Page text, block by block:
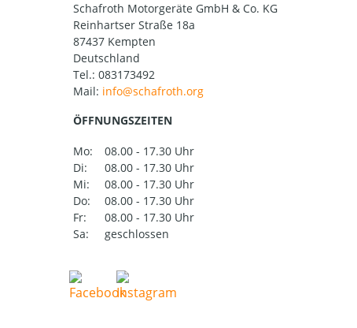
Schafroth Motorgeräte GmbH & Co. KG
Reinhartser Straße 18a
87437 Kempten
Deutschland
Tel.: 083173492
Mail:
ÖFFNUNGSZEITEN
Mo:
08.00 - 17.30 Uhr
Di:
08.00 - 17.30 Uhr
Mi:
08.00 - 17.30 Uhr
Do:
08.00 - 17.30 Uhr
Fr:
08.00 - 17.30 Uhr
Sa:
geschlossen